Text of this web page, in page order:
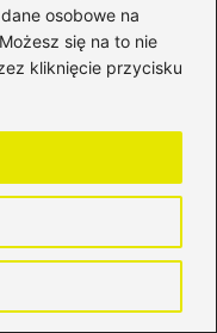
osobowe na
się na to nie
kliknięcie przycisku
można
który
oraz wskazać
spowodowały
z doradcą